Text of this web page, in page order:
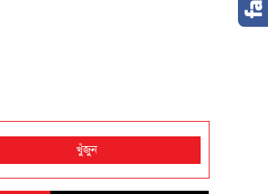
খুঁজুন